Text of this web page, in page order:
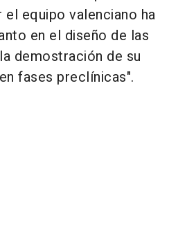
equipo valenciano ha
en el diseño de las
demostración de su
fases preclínicas".